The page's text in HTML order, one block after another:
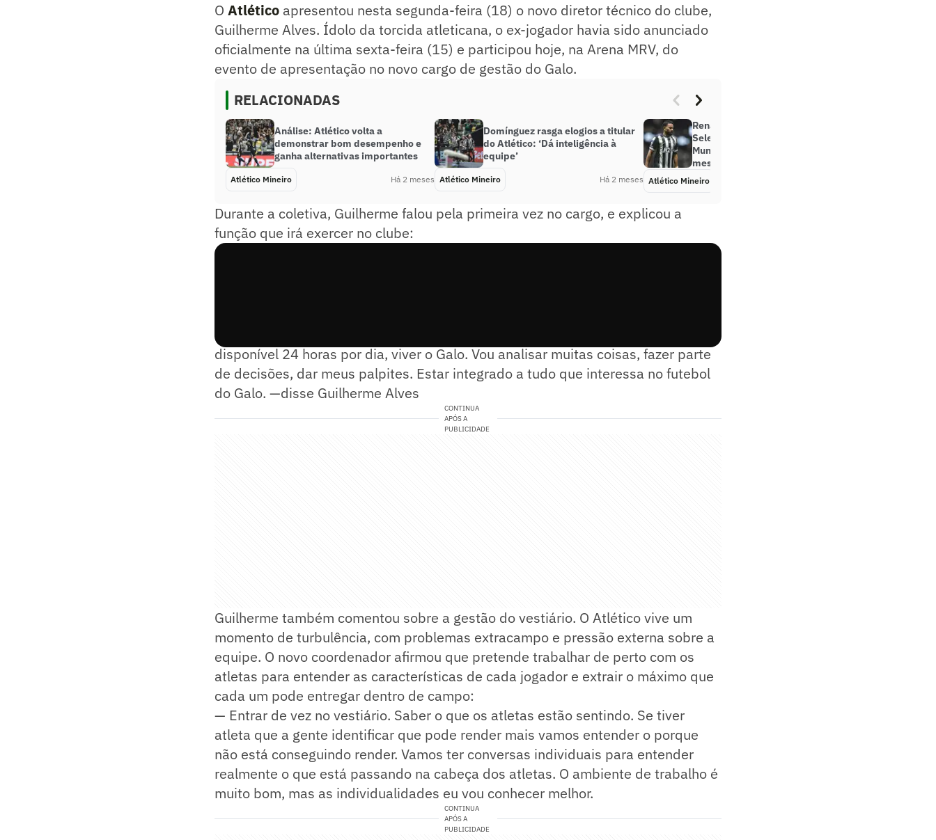
O Atlético apresentou nesta segunda-feira (18) o novo diretor técnico do clube,
Guilherme Alves. Ídolo da torcida atleticana, o ex-jogador havia sido anunciado
oficialmente na última sexta-feira (15) e participou hoje, na Arena MRV, do
evento de apresentação no novo cargo de gestão do Galo.
RELACIONADAS
Análise: Atlético volta a
demonstrar bom desempenho e
ganha alternativas importantes
Atlético Mineiro Há 2 meses
Domínguez rasga elogios a titular
do Atlético: ‘Dá inteligência à
equipe’
Atlético Mineiro Há 2 meses
Renan Lodi abre o jogo sobre
Seleção Brasileira e Copa do
Mundo: ‘Se tivesse chegado seis
meses antes’
Atlético Mineiro
Durante a coletiva, Guilherme falou pela primeira vez no cargo, e explicou a
função que irá exercer no clube:
— A função está bem clara. Ser o elo entre diretoria, comissão, os atletas, estar
disponível 24 horas por dia, viver o Galo. Vou analisar muitas coisas, fazer parte
de decisões, dar meus palpites. Estar integrado a tudo que interessa no futebol
do Galo. —disse Guilherme Alves
CONTINUA
APÓS A
PUBLICIDADE
Guilherme também comentou sobre a gestão do vestiário. O Atlético vive um
momento de turbulência, com problemas extracampo e pressão externa sobre a
equipe. O novo coordenador afirmou que pretende trabalhar de perto com os
atletas para entender as características de cada jogador e extrair o máximo que
cada um pode entregar dentro de campo:
— Entrar de vez no vestiário. Saber o que os atletas estão sentindo. Se tiver
atleta que a gente identificar que pode render mais vamos entender o porque
não está conseguindo render. Vamos ter conversas individuais para entender
realmente o que está passando na cabeça dos atletas. O ambiente de trabalho é
muito bom, mas as individualidades eu vou conhecer melhor.
CONTINUA
APÓS A
PUBLICIDADE